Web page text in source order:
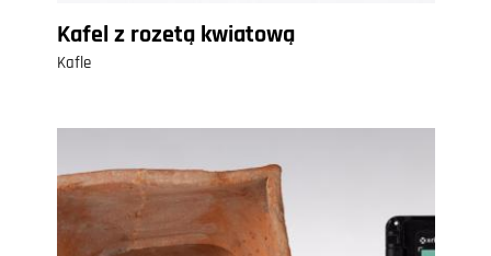
Kafel z rozetą kwiatową
Kafle